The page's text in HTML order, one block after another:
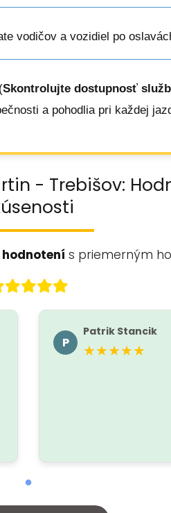
vodičov a vozidiel po
(Skontrolujte dostupnosť
a pohodlia pri každej
- Trebišov:
hodnotení s priemerným
P
Patrik Stancik
★★★★★